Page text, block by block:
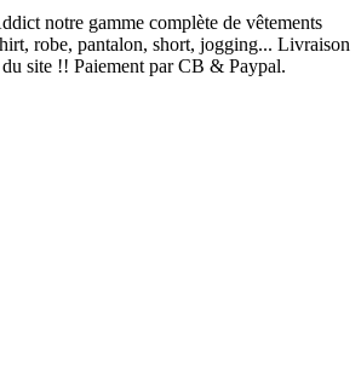
notre gamme complète de vêtements
robe, pantalon, short, jogging... Livraison
site !! Paiement par CB & Paypal.